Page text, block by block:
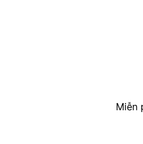
Miễn